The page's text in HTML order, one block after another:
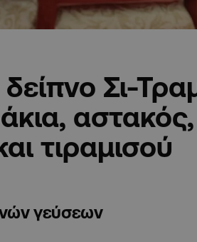
Σι-
τιραμισού
γεύσεων